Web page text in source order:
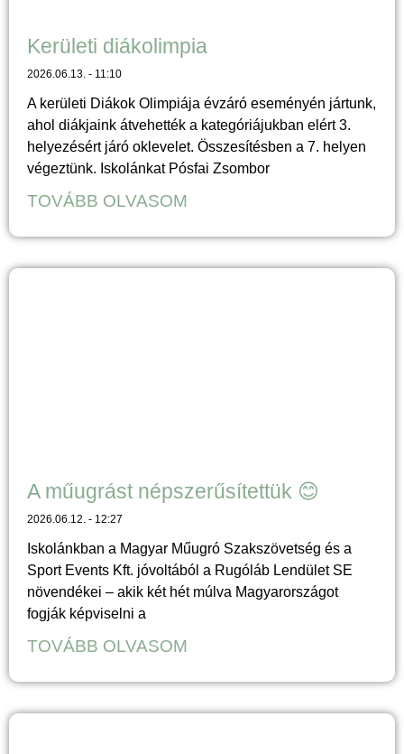
Kerületi diákolimpia
2026.06.13. 11:10
A kerületi Diákok Olimpiája évzáró eseményén jártunk,
ahol diákjaink átvehették a kategóriájukban elért 3.
helyezésért járó oklevelet. Összesítésben a 7. helyen
végeztünk. Iskolánkat Pósfai Zsombor
TOVÁBB OLVASOM
A műugrást népszerűsítettük 😊
2026.06.12. 12:27
Iskolánkban a Magyar Műugró Szakszövetség és a
Sport Events Kft. jóvoltából a Rugóláb Lendület SE
növendékei – akik két hét múlva Magyarországot
fogják képviselni a
TOVÁBB OLVASOM